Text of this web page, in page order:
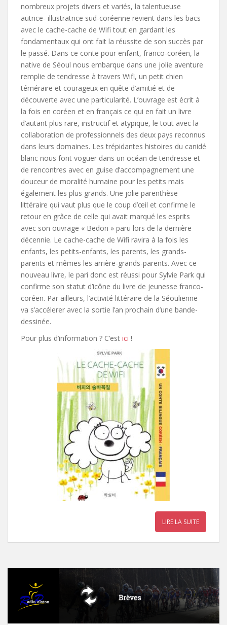
nombreux projets divers et variés, la talentueuse
autrice- illustratrice sud-coréenne revient dans les bacs
avec le cache-cache de Wifi tout en gardant les
fondamentaux qui ont fait la réussite de son succès par
le passé. Dans ce conte pour enfant, franco-coréen, la
native de Séoul nous embarque dans une jolie aventure
remplie de tendresse à travers Wifi, un petit chien
téméraire et courageux en quête d’amitié et de
découverte avec une particularité. L’ouvrage est écrit à
la fois en coréen et en français ce qui en fait un livre
d’autant plus rare, instructif et atypique, le tout avec la
collaboration de professionnels des deux pays reconnus
dans leurs domaines. Les trépidantes histoires du canidé
blanc nous font voguer dans un océan de tendresse et
de rencontres avec en guise d’accompagnement une
douceur de moralité humaine pour les petits mais
également les plus grands. Une jolie parenthèse
littéraire qui vaut plus que le coup d’œil et confirme le
retour en grâce de celle qui avait marqué les esprits
avec son ouvrage « Bedon » paru lors de la dernière
décennie. Le cache-cache de Wifi ravira à la fois les
enfants, les petits-enfants, les parents, les grands-
parents et mêmes les arrière-grands-parents. Avec ce
nouveau livre, le pari donc est réussi pour Sylvie Park qui
confirme son statut d’icône du livre de jeunesse franco-
coréen. Par ailleurs, l’activité littéraire de la Séoulienne
va s’accélerer avec la sortie l’an prochain d’une bande-
dessinée.
Pour plus d’information ? C’est ici !
LIRE LA SUITE